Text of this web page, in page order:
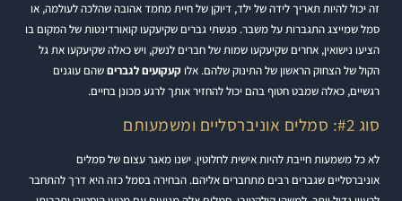
זה יכול להיות תאריך לידה של ילד, דיוקן של חיית מחמד אהובה שהלכה לעולמה, או
סמל שמייצג התגברות על משבר. פגשתי גברים שקיעקעו קואורדינטות של המקום בו
הציעו נישואין, אחרים שקיעקעו שמות של חברים לנשק, ויש כאלה שקיעקעו את גל
הקול של הצחוק הראשון של התינוק שלהם. אלוקעקועים לגבריםשהם עוגנים
רגשיים, כאלה שמבט חטוף בהם יכול להחזיר אותך לרגע מכונן בחיים.
סוג #2: סמלים אוניברסליים ומשמעותם
לא כל משמעות חייבת להיות אישית לחלוטין. ישנו מאגר עצום של סמלים
אוניברסליים שגברים רבים מתחברים אליהם. הבחירה בסמל כזה היא דרך להתחבר